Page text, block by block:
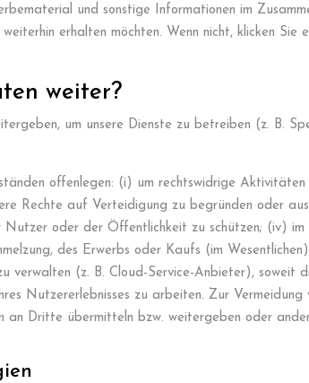
und sonstige Informationen im
erhalten möchten. Wenn nicht, klicken
weiter?
um unsere Dienste zu betreiben (z. B.
offenlegen: (i) um rechtswidrige Aktivitäten
Rechte auf Verteidigung zu begründen oder
Nutzer oder der Öffentlichkeit zu schützen; (iv)
des Erwerbs oder Kaufs (im
verwalten (z. B. Cloud-Service-Anbieter), soweit
Nutzererlebnisses zu arbeiten. Zur
an Dritte übermitteln bzw. weitergeben oder